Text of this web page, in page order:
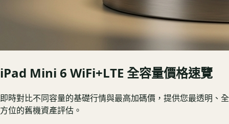
iPad Mini 6 WiFi+LTE 全容量價格速覽
即時對比不同容量的基礎行情與最高加碼價，提供您最透明、全
方位的舊機資產評估。